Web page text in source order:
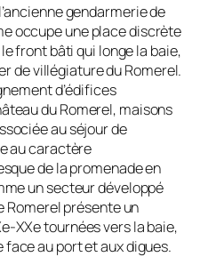
gendarmerie de
occupe une place discrète
front bâti qui longe la baie,
de villégiature du Romerel.
d’édifices
du Romerel, maisons
au séjour de
au caractère
de la promenade en
un secteur développé
Romerel présente un
tournées vers la baie,
au port et aux digues.